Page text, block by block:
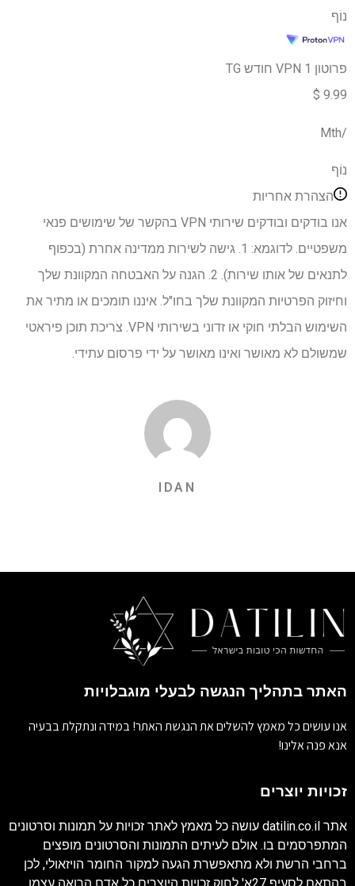
נוֹף
פרוטון VPN 1 חודש TG
9.99 $
/Mth
נוֹף
הצהרת אחריות
אנו בודקים ובודקים שירותי VPN בהקשר של שימושים פנאי
משפטיים. לדוגמא: 1. גישה לשירות ממדינה אחרת (בכפוף
לתנאים של אותו שירות). 2. הגנה על האבטחה המקוונת שלך
וחיזוק הפרטיות המקוונת שלך בחו"ל. איננו תומכים או מתיר את
השימוש הבלתי חוקי או זדוני בשירותי VPN. צריכת תוכן פיראטי
שמשולם לא מאושר ואינו מאושר על ידי פרסום עתידי.
IDAN
האתר בתהליך הנגשה לבעלי מוגבלויות
אנו עושים כל מאמץ להשלים את הנגשת האתר! במידה ונתקלת בבעיה
אנא פנה אלינו!
זכויות יוצרים
אתר datilin.co.il עושה כל מאמץ לאתר זכויות על תמונות וסרטונים
המתפרסמים בו. אולם לעיתים התמונות והסרטונים מופצים
ברחבי הרשת ולא מתאפשרת הגעה למקור החומר הויזאולי, לכן